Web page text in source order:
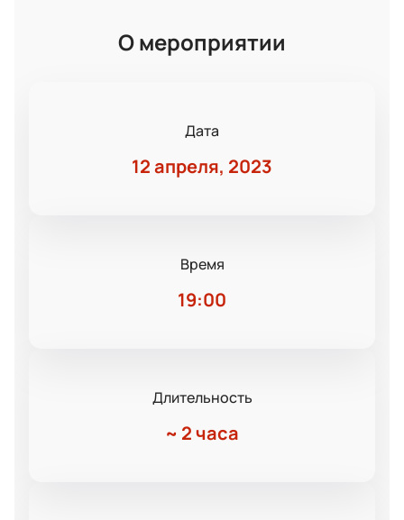
О мероприятии
Дата
12 апреля, 2023
Время
19:00
Длительность
~ 2 часа